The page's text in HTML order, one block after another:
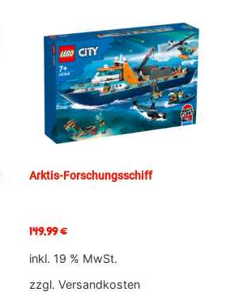
Arktis-Forschungsschiff
149,99€
inkl. 19 % MwSt.
zzgl. Versandkosten